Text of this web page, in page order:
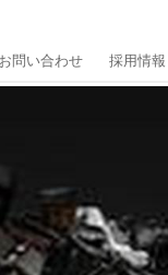
お問い合わせ 採用情報